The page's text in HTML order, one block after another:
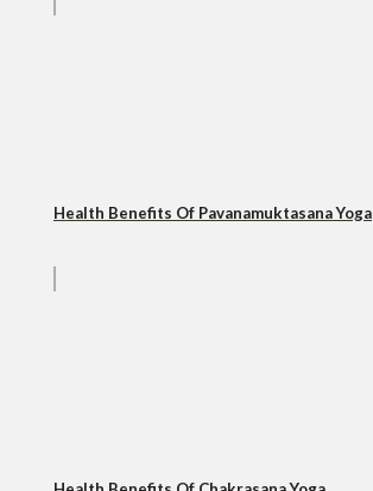
Health Benefits Of Pavanamuktasana Yoga